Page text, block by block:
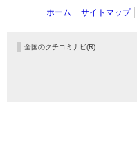
ホーム サイトマップ
全国のクチコミナビ(R)